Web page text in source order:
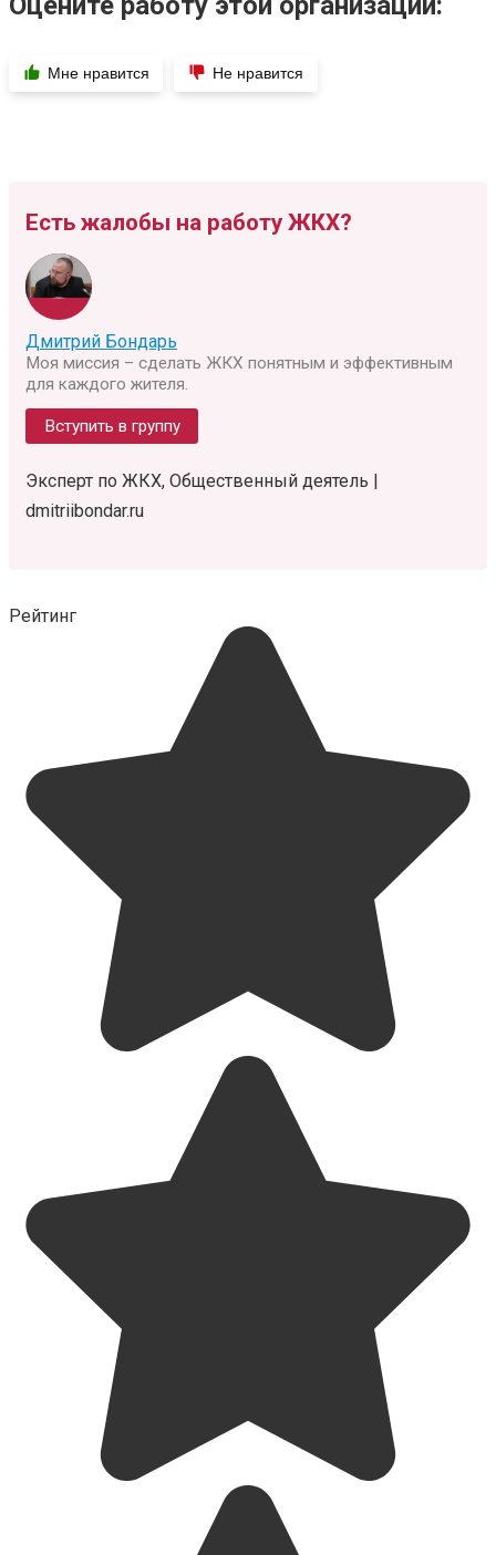
Мне нравится Не нравится
Есть жалобы на работу ЖКХ?
Дмитрий Бондарь
Моя миссия – сделать ЖКХ понятным и эффективным
для каждого жителя.
Вступить в группу
Эксперт по ЖКХ, Общественный деятель |
dmitriibondar.ru
Рейтинг